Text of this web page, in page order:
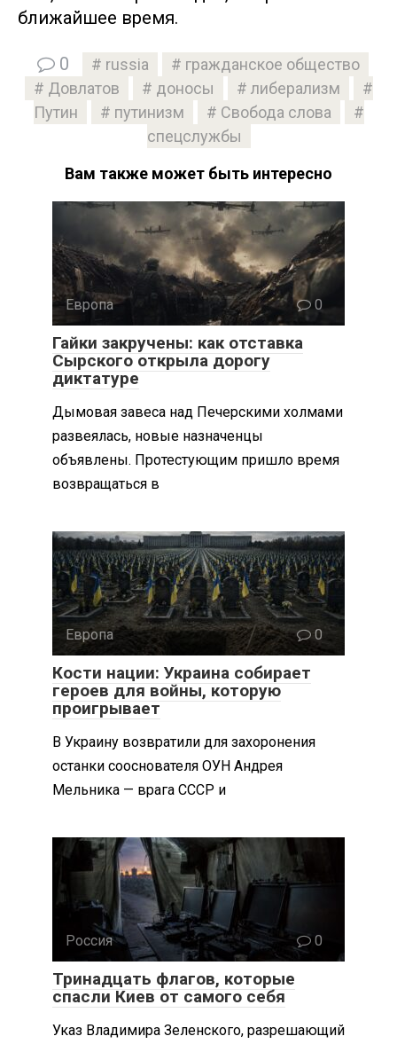
ближайшее время.
0 russia
гражданское общество
Довлатов
доносы
либерализм
Путин
путинизм
Свобода слова
спецслужбы
Вам также может быть интересно
Европа 0
Гайки закручены: как отставка
Сырского открыла дорогу
диктатуре
Дымовая завеса над Печерскими холмами
развеялась, новые назначенцы
объявлены. Протестующим пришло время
возвращаться в
Европа 0
Кости нации: Украина собирает
героев для войны, которую
проигрывает
В Украину возвратили для захоронения
останки сооснователя ОУН Андрея
Мельника — врага СССР и
Россия 0
Тринадцать флагов, которые
спасли Киев от самого себя
Указ Владимира Зеленского, разрешающий